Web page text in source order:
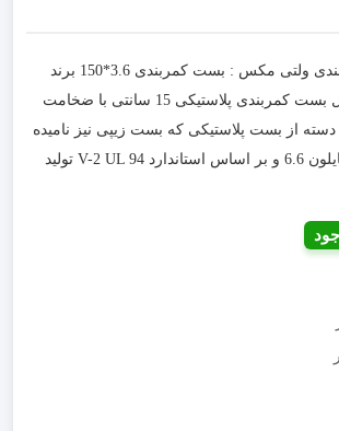
نمایندگی بست کمربندی ولتی مکس : بست کمربندی 3.6*150 برند
VOLTIMAKS شامل بست کمربندی پلاستیکی 15 سانتی با ضخامت
دسته از بست پلاستیکی که بست زیپی نیز نامیده
می شود، از جنس نایلون 6.6 و بر اساس استاندارد V-2 UL 94 تولید